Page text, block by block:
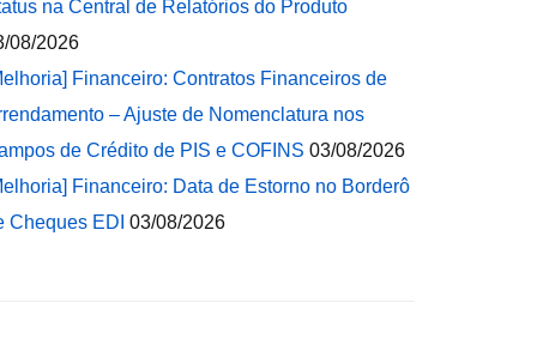
na Central de Relatórios do Produto
08/2026
Financeiro: Contratos Financeiros de
– Ajuste de Nomenclatura nos
de Crédito de PIS e COFINS 03/08/2026
Financeiro: Data de Estorno no Borderô
Cheques EDI 03/08/2026